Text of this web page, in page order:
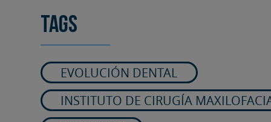
Tags
EVOLUCIÓN DENTAL
INSTITUTO DE CIRUGÍA